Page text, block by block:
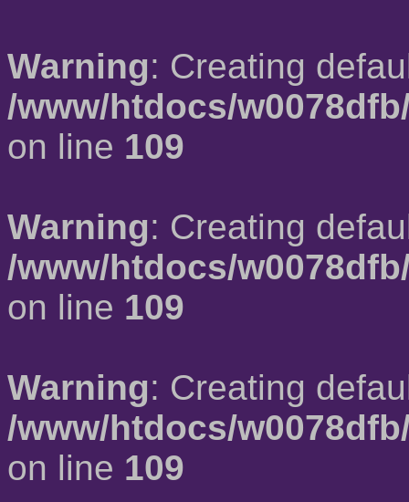
Warning: Creating
/www/htdocs/
on line 109
Warning: Creating
/www/htdocs/
on line 109
Warning: Creating
/www/htdocs/
on line 109